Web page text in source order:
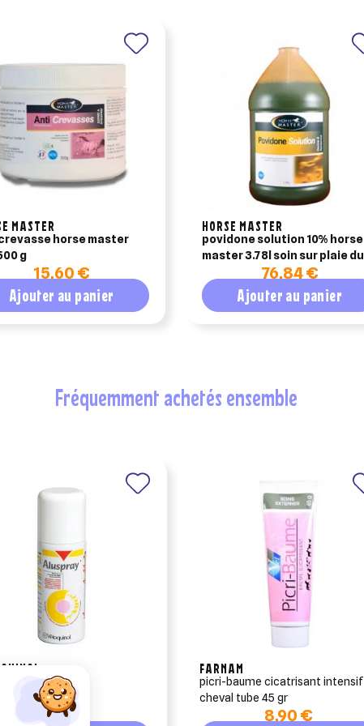
MASTER
horse master
g
15,60 €
Ajouter au panier
HORSE MASTER
povidone solution 10% horse
master 3.78l soin sur plaie du
76,84 €
Ajouter au panier
fréquemment achetés ensemble
210 ml
17,10 €
FARNAM
picri-baume cicatrisant intensif
cheval tube 45 gr
8,90 €